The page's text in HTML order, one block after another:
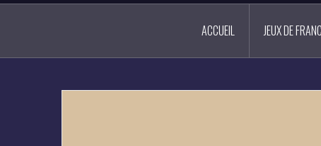
ACCUEIL JEUX DE